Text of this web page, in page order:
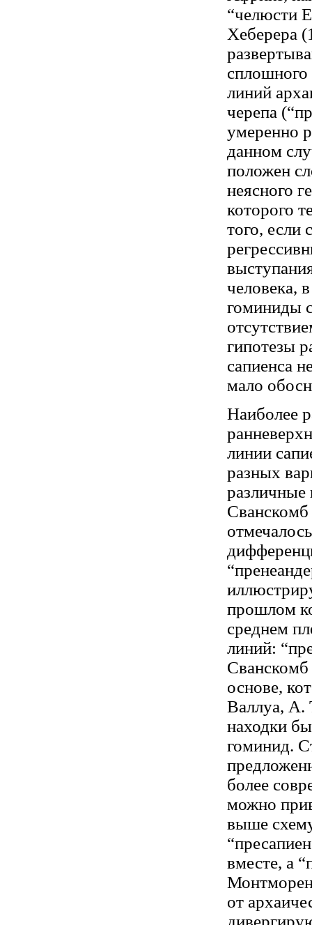
“челюсти
Хеберера
сплошного
линий
черепа
умеренно
данном
положен
неясного
которого
того, если
человека,
гоминиды
гипотезы
сапиенса
мало
Наиболее
линии
разных
прошлом
среднем
линий:
Сванскомб
основе,
Валлуа, А.
находки
гоминид.
более
можно
выше
вместе, а
от